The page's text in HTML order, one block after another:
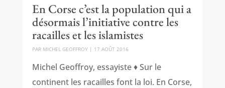
En Corse c’est la population qui a
désormais l’initiative contre les
racailles et les islamistes
PAR MICHEL GEOFFROY| 17 AOÛT 2016
Michel Geoffroy, essayiste ♦ Sur le
continent les racailles font la loi. En Corse,